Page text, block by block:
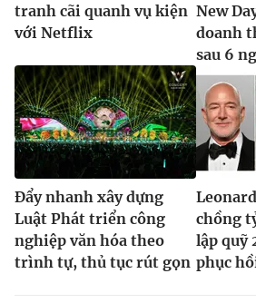
tranh cãi quanh vụ kiện
với Netflix
New
doanh
sau 6
Đẩy nhanh xây dựng
Luật Phát triển công
nghiệp văn hóa theo
trình tự, thủ tục rút gọn
chồng
lập quỹ
phục